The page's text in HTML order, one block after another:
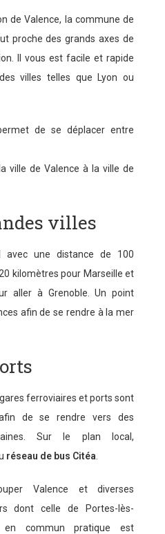
de Valence, la commune de
proche des grands axes de
Il vous est facile et rapide
villes telles que Lyon ou
de se déplacer entre
ville de Valence à la ville de
villes
avec une distance de 100
kilomètres pour Marseille et
aller à Grenoble. Un point
afin de se rendre à la mer
ferroviaires et ports sont
de se rendre vers des
Sur le plan local,
réseau de bus Citéa
Valence et diverses
dont celle de Portes-lès-
en commun pratique est